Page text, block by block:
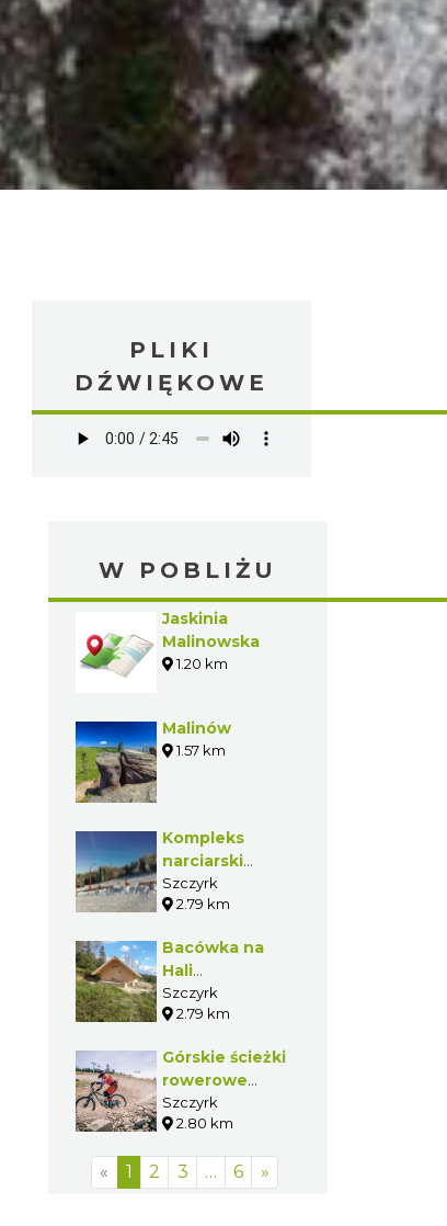
PLIKI
DŹWIĘKOWE
W POBLIŻU
Jaskinia
Malinowska
1.20 km
Malinów
1.57 km
Kompleks
narciarski
"Biały Krzyż"
Szczyrk
2.79 km
Bacówka na
Hali
Skrzyczeńskiej
w Szczyrku
Szczyrk
2.79 km
Górskie ścieżki
rowerowe
Szczyrk Enduro
Trails by TREK
Szczyrk
2.80 km
« 1 2 3 … 6 »